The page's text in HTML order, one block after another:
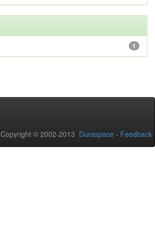
1
Copyright © 2002-2013 Duraspace - Feedback